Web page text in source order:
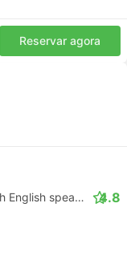
Reservar agora
Daytrip private transfer with English speaking driver 4.8